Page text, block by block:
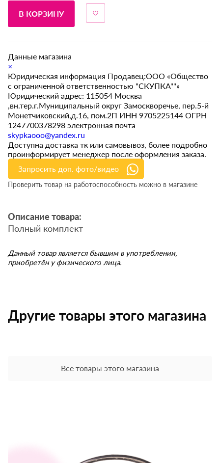
В КОРЗИНУ
Данные магазина
×
Юридическая информация Продавец:ООО «Общество
с ограниченной ответственностью "СКУПКА""»
Юридический адрес: 115054 Москва
,вн.тер.г.Муниципальный округ Замоскворечье, пер.5-й
Монетчиковский,д.16, пом.2П ИНН 9705225144 ОГРН
1247700378298 электронная почта
skypkaooo@yandex.ru
Доступна доставка тк или самовывоз, более подробно
проинформирует менеджер после оформления заказа.
Запросить доп. фото/видео
Проверить товар на работоспособность можно в магазине
Описание товара:
Полный комплект
Данный товар является бывшим в употреблении,
приобретён у физического лица.
Другие товары этого магазина
Все товары этого магазина